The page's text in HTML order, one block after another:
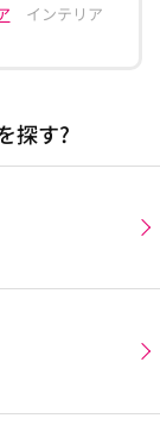
インテリア
探す?